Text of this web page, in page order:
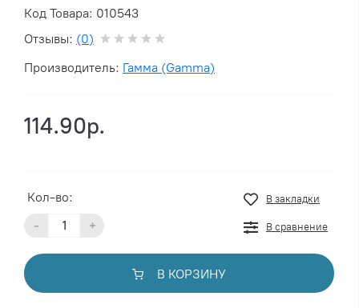
Код Товара: 010543
Отзывы: (0)
Производитель: Гамма (Gamma)
114.90р.
Кол-во:
- +
В закладки
В сравнение
В КОРЗИНУ